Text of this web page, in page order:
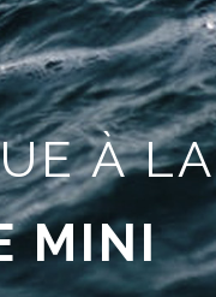
À LA
MINI